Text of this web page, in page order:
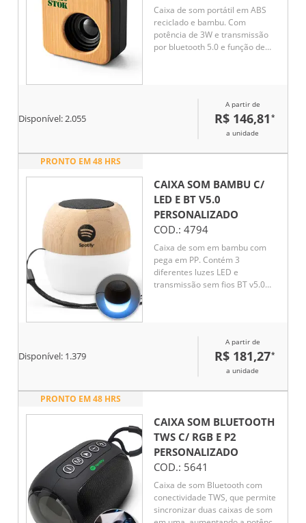
Caixa de som portátil em ABS
reciclado e bambu. Com
potência de 3W e transmissão
por bluetooth 5.0 e função de
Disponível:2.055
A partir de
R$ 146,81 *
a unidade
PRONTO EM 48 HRS
CAIXA SOM BAMBU C/
LED E BT V5.0
PERSONALIZADO
COD.: 4794
Caixa de som em bambu com
pega em PP. Contém 3
diferentes luzes LED e
transmissão sem fios BT v5.0
aproximada de 2 horas.
Disponível: 1.379
A partir de
R$ 181,27*
a unidade
PRONTO EM 48 HRS
CAIXA SOM BLUETOOTH
TWS C/ RGB E P2
PERSONALIZADO
COD.: 5641
Caixa de som Bluetooth com
conectividade TWS, que permite
sincronizar duas caixas de som